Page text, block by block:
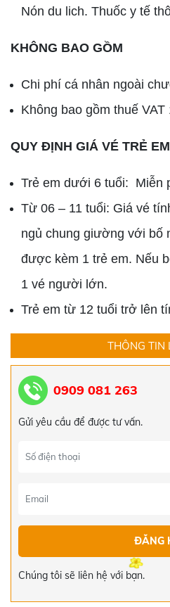
Nón du lich. Thuốc y tế
KHÔNG BAO GỒM
Chi phí cá nhân ngoài
Không bao gồm thuế VAT
QUY ĐỊNH GIÁ VÉ TRẺ EM
Trẻ em dưới 6 tuổi: Miễn
Từ 06 – 11 tuổi: Giá vé
ngủ chung giường với bố
được kèm 1 trẻ em. Nếu
1 vé người lớn.
Trẻ em từ 12 tuổi trở lên
THÔNG TIN
0909 081 263
Gửi yêu cầu để được tư vấn.
Chúng tôi sẽ liên hệ với bạn.
TOUR ĐÀ
17.000.000đ
TOUR
4.100.000đ